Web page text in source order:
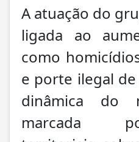
A atuação do
ligada ao
como
e porte ilegal
dinâmica do
marcada